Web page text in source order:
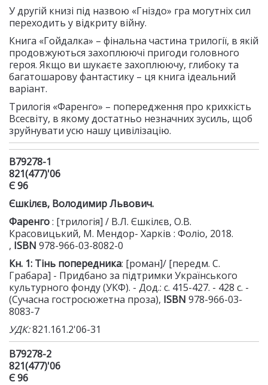
У другій книзі під назвою «Гніздо» гра могутніх сил
переходить у відкриту війну.
Книга «Гойдалка» – фінальна частина трилогії, в якій
продовжуються захоплюючі пригоди головного
героя. Якщо ви шукаєте захоплюючу, глибоку та
багатошарову фантастику – ця книга ідеальний
варіант.
Трилогія «Фаренго» – попередження про крихкість
Всесвіту, в якому достатньо незначних зусиль, щоб
зруйнувати усю нашу цивілізацію.
В79278-1
821(477)'06
Є 96
Єшкілєв, Володимир Львович.
Фаренго: [трилогія] / В.Л. Єшкілєв, О.В.
Красовицький, М. Мендор- Харків : Фоліо, 2018.
, ISBN 978-966-03-8082-0
Кн. 1: Тінь попередника: [роман]/ [передм. С.
Грабара] - Придбано за підтримки Українського
культурного фонду (УКФ). - Дод.: с. 415-427. - 428 с. -
(Сучасна гостросюжетна проза), ISBN 978-966-03-
8083-7
УДК:821.161.2'06-31
В79278-2
821(477)'06
Є 96